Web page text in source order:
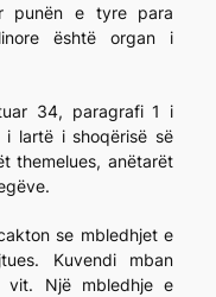
punën e tyre para
është organ i
34, paragrafi 1 i
i lartë i shoqërisë së
themelues, anëtarët
se mbledhjet e
Kuvendi mban
vit. Një mbledhje e